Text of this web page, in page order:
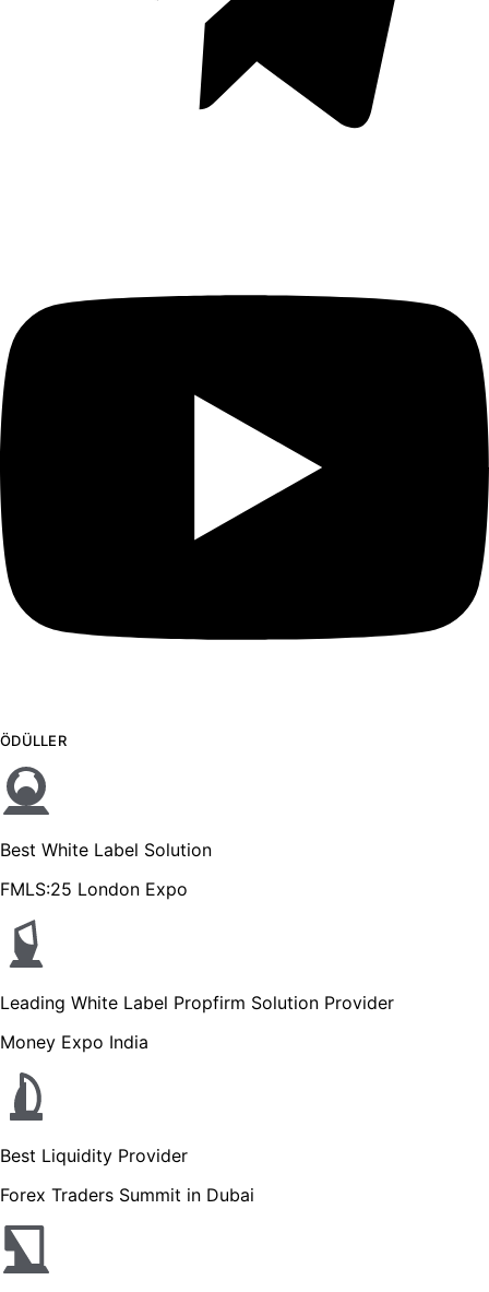
ÖDÜLLER
Best White Label Solution
FMLS:25 London Expo
Leading White Label Propfirm Solution Provider
Money Expo India
Best Liquidity Provider
Forex Traders Summit in Dubai